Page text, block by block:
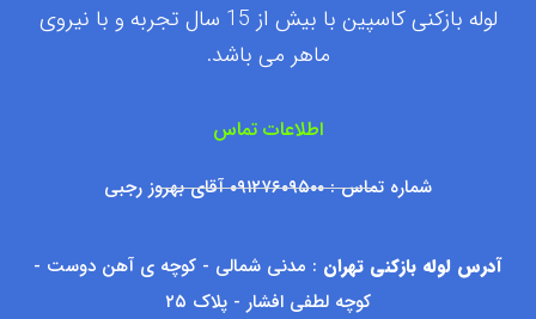
لوله بازکنی کاسپین با بیش از 15 سال تجربه و با نیروی
ماهر می باشد.
اطلاعات تماس
شماره تماس : ۰۹۱۲۷۶۰۹۵۰۰ آقای بهروز رجبی
آدرس لوله بازکنی تهران : مدنی شمالی - کوچه ی آهن دوست -
کوچه لطفی افشار - پلاک ۲۵